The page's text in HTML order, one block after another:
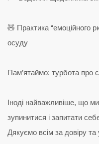
🧸 Практика “емоційного
осуду
Пам’ятаймо: турбота про
Іноді найважливіше, що
зупинитися і запитати
Дякуємо всім за довіру та